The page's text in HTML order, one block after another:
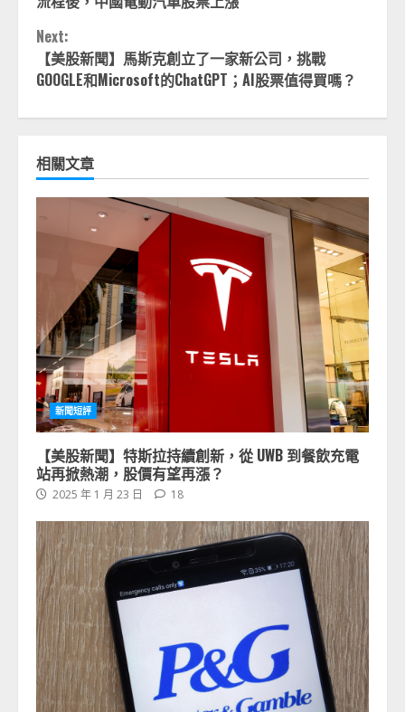
Next:
【美股新聞】馬斯克創立了一家新公司，挑戰
GOOGLE和Microsoft的ChatGPT；AI股票值得買嗎？
相關文章
新聞短評
【美股新聞】特斯拉持續創新，從 UWB 到餐飲充電
站再掀熱潮，股價有望再漲？
2025 年 1 月 23 日 18